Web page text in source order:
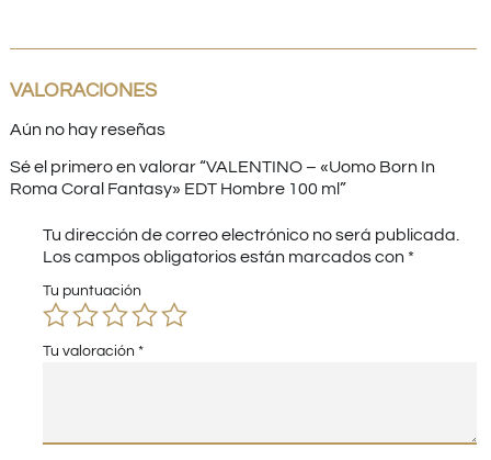
VALORACIONES
Aún no hay reseñas
Sé el primero en valorar “VALENTINO – «Uomo Born In
Roma Coral Fantasy» EDT Hombre 100 ml”
Tu dirección de correo electrónico no será publicada.
Los campos obligatorios están marcados con *
Tu puntuación
Tu valoración *